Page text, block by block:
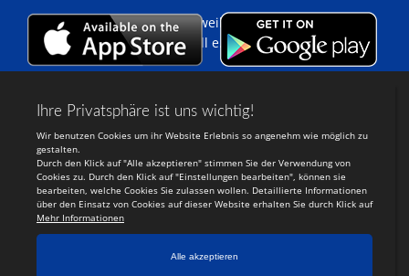
Copyright 2014 - 2026 Eschweiler
Sportgemeinschaft Handball e.V.
TeamSports 2
Ein System dertewesolUG
(haftungsbeschrÃ¤nkt)